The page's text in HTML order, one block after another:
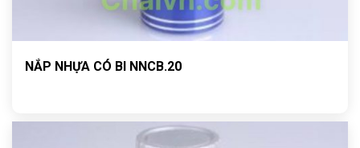
NẮP NHỰA CÓ BI NNCB.20